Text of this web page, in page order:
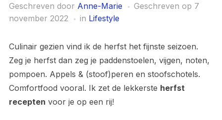
Geschreven door Anne-Marie Geschreven op 7
november 2022
in Lifestyle
Culinair gezien vind ik de herfst het fijnste seizoen.
Zeg je herfst dan zeg je paddenstoelen, vijgen, noten,
pompoen. Appels & (stoof)peren en stoofschotels.
Comfortfood vooral. Ik zet de lekkerste herfst
recepten voor je op een rij!